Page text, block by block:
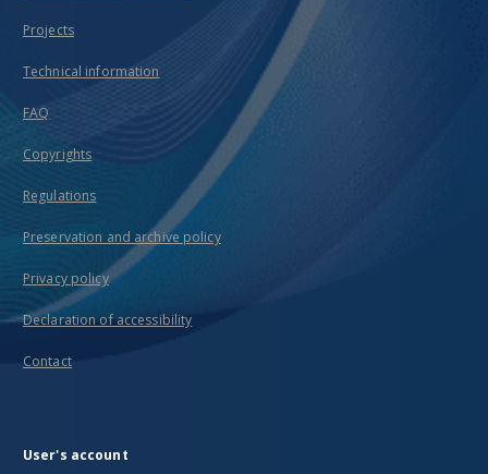
Projects
Technical information
FAQ
Copyrights
Regulations
Preservation and archive policy
Privacy policy
Declaration of accessibility
Contact
User's account